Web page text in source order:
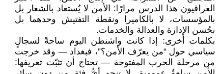
العراقيون هذا الدرس مرارًا: الأمن لا يُستعاد بالشعار بل
بالمؤسسات، لا بالكاميرا ونقطة التفتيش وحدهما بل
بحُسن الإدارة والعدالة والخدمات.
بكلمات أخرى: إذا كانت واشنطن اليوم ساحةً لسجالٍ
سياسي حول “من يعرّف الأمن؟”، فبغداد — وقد خرجت
من مرحلة الحرب المفتوحة — تحتاج أن تثبّت تعريفها: